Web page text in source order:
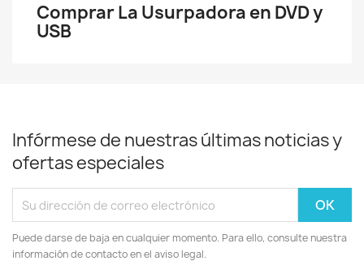
Comprar La Usurpadora en DVD y
USB
Infórmese de nuestras últimas noticias y
ofertas especiales
Puede darse de baja en cualquier momento. Para ello, consulte nuestra
información de contacto en el aviso legal.